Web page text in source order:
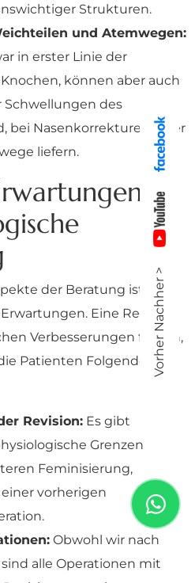
Strukturen.
und Atemwegen:
in erster Linie der
können aber auch
des
bei Nasenkorrekturen, über
liefern.
der Beratung ist die
Eine Revision
Verbesserungen führen,
Patienten Folgendes
Revision: Es gibt
Grenzen
Feminisierung,
vorherigen
Obwohl wir nach
sind alle Operationen mit
Vorher Nachher >